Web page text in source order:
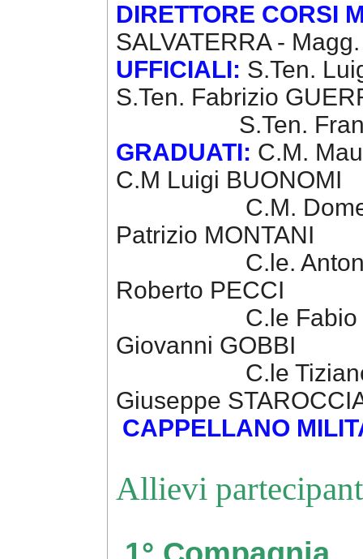
DIRETTORE CORSI
SALVATERRA -
UFFICIALI: S.Ten.
S.Ten. Fabrizio
S.Ten.
GRADUATI: C.M.
C.M Luigi BUONOMI
C.M. Domenico
Patrizio MONTANI
C.le. Antonio
Roberto PECCI
C.le Fabio
Giovanni GOBBI
C.le Tiziano
Giuseppe
CAPPELLANO
Allievi